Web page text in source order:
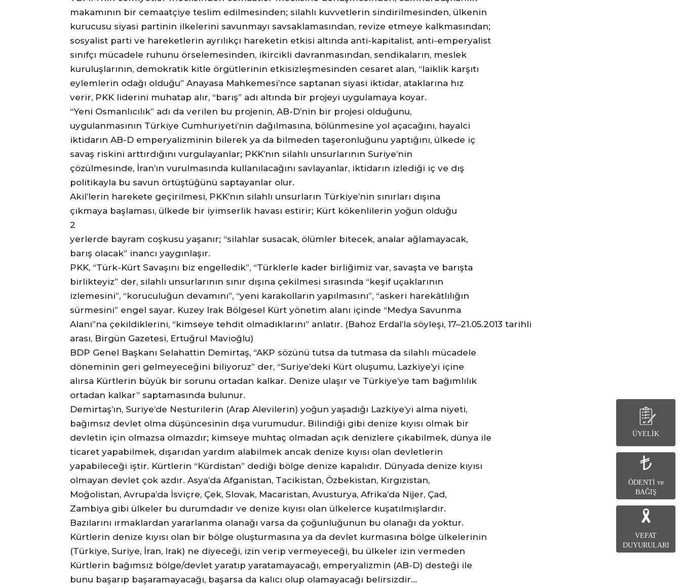
ÜYELİK
ÖDENTİ ve
BAĞIŞ
VEFAT
DUYURULARI
makamının bir cemaatçiye teslim edilmesinden; silahlı kuvvetlerin sindirilmesinden, ülkenin
kurucusu siyasi partinin ilkelerini savunmayı savsaklamasından, revize etmeye kalkmasından;
sosyalist parti ve hareketlerin ayrılıkçı hareketin etkisi altında anti-kapitalist, anti-emperyalist
sınıfçı mücadele ruhunu örselemesinden, ikircikli davranmasından, sendikaların, meslek
kuruluşlarının, demokratik kitle örgütlerinin etkisizleşmesinden cesaret alan, “laiklik karşıtı
eylemlerin odağı olduğu” Anayasa Mahkemesi’nce saptanan siyasi iktidar, ataklarına hız
verir, PKK liderini muhatap alır, “barış” adı altında bir projeyi uygulamaya koyar.
“Yeni Osmanlıcılık” adı da verilen bu projenin, AB-D’nin bir projesi olduğunu,
uygulanmasının Türkiye Cumhuriyeti’nin dağılmasına, bölünmesine yol açacağını, hayalci
iktidarın AB-D emperyalizminin bilerek ya da bilmeden taşeronluğunu yaptığını, ülkede iç
savaş riskini arttırdığını vurgulayanlar; PKK’nın silahlı unsurlarının Suriye’nin
çözülmesinde, İran’ın vurulmasında kullanılacağını savlayanlar, iktidarın izlediği iç ve dış
politikayla bu savun örtüştüğünü saptayanlar olur.
Akil’lerin harekete geçirilmesi, PKK’nın silahlı unsurların Türkiye’nin sınırları dışına
çıkmaya başlaması, ülkede bir iyimserlik havası estirir; Kürt kökenlilerin yoğun olduğu
2
yerlerde bayram coşkusu yaşanır; “silahlar susacak, ölümler bitecek, analar ağlamayacak,
barış olacak” inancı yaygınlaşır.
PKK, “Türk-Kürt Savaşını biz engelledik”, “Türklerle kader birliğimiz var, savaşta ve barışta
birlikteyiz” der, silahlı unsurlarının sınır dışına çekilmesi sırasında “keşif uçaklarının
izlemesini”, “koruculuğun devamını”, “yeni karakolların yapılmasını”, “askeri harekâtlılığın
sürmesini” engel sayar. Kuzey Irak Bölgesel Kürt yönetim alanı içinde “Medya Savunma
Alanı”na çekildiklerini, “kimseye tehdit olmadıklarını” anlatır. (Bahoz Erdal’la söyleşi, 17–21.05.2013 tarihli
arası, Birgün Gazetesi, Ertuğrul Mavioğlu)
BDP Genel Başkanı Selahattin Demirtaş, “AKP sözünü tutsa da tutmasa da silahlı mücadele
döneminin geri gelmeyeceğini biliyoruz” der, “Suriye’deki Kürt oluşumu, Lazkiye’yi içine
alırsa Kürtlerin büyük bir sorunu ortadan kalkar. Denize ulaşır ve Türkiye’ye tam bağımlılık
ortadan kalkar” saptamasında bulunur.
Demirtaş’ın, Suriye’de Nesturilerin (Arap Alevilerin) yoğun yaşadığı Lazkiye’yi alma niyeti,
bağımsız devlet olma düşüncesinin dışa vurumudur. Bilindiği gibi denize kıyısı olmak bir
devletin için olmazsa olmazdır; kimseye muhtaç olmadan açık denizlere çıkabilmek, dünya ile
ticaret yapabilmek, dışarıdan yardım alabilmek ancak denize kıyısı olan devletlerin
yapabileceği iştir. Kürtlerin “Kürdistan” dediği bölge denize kapalıdır. Dünyada denize kıyısı
olmayan devlet çok azdır. Asya’da Afganistan, Tacikistan, Özbekistan, Kırgızistan,
Moğolistan, Avrupa’da İsviçre, Çek, Slovak, Macaristan, Avusturya, Afrika’da Nijer, Çad,
Zambiya gibi ülkeler bu durumdadır ve denize kıyısı olan ülkelerce kuşatılmışlardır.
Bazılarını ırmaklardan yararlanma olanağı varsa da çoğunluğunun bu olanağı da yoktur.
Kürtlerin denize kıyısı olan bir bölge oluşturmasına ya da devlet kurmasına bölge ülkelerinin
(Türkiye, Suriye, İran, Irak) ne diyeceği, izin verip vermeyeceği, bu ülkeler izin vermeden
Kürtlerin bağımsız bölge/devlet yaratıp yaratamayacağı, emperyalizmin (AB-D) desteği ile
bunu başarıp başaramayacağı, başarsa da kalıcı olup olamayacağı belirsizdir…